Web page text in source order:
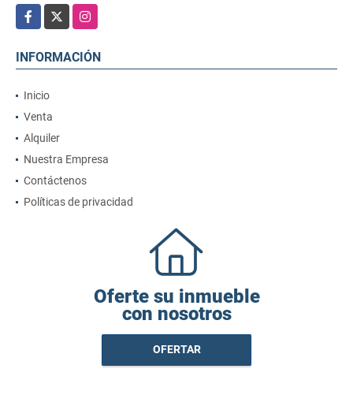
Facebook
Instagram
INFORMACIÓN
Inicio
Venta
Alquiler
Nuestra Empresa
Contáctenos
Políticas de privacidad
Oferte su inmueble
con nosotros
OFERTAR